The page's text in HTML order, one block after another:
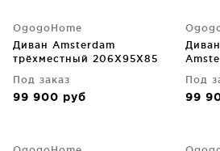
OgogoHome
Диван Amsterdam
трёхместный 206X95X85
Под заказ
99 900 руб
Под
99